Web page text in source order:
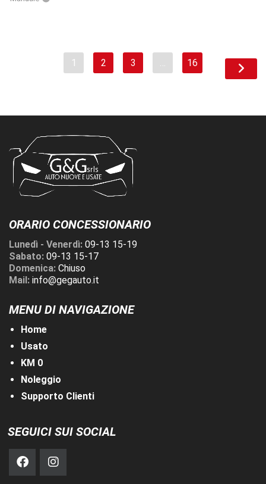
1 2 3 … 16
ORARIO CONCESSIONARIO
Lunedì - Venerdì: 09-13 15-19
Sabato: 09-13 15-17
Domenica: Chiuso
Mail: info@gegauto.it
MENU DI NAVIGAZIONE
Home
Usato
KM 0
Noleggio
Supporto Clienti
SEGUICI SUI SOCIAL